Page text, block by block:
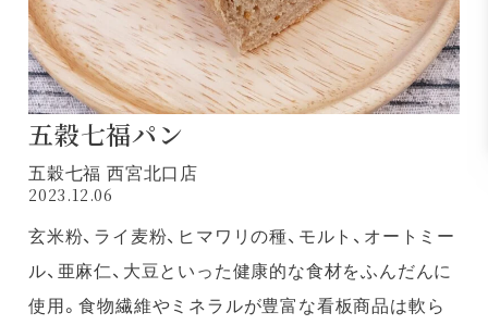
五穀七福パン
五穀七福 西宮北口店
2023.12.06
玄米粉、ライ麦粉、ヒマワリの種、モルト、オートミー
ル、亜麻仁、大豆といった健康的な食材をふんだんに
使用。食物繊維やミネラルが豊富な看板商品は軟ら